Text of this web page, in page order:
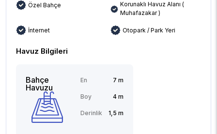
Özel Bahçe
Korunaklı Havuz Alanı (
Muhafazakar )
İnternet Otopark / Park Yeri
Havuz Bilgileri
Bahçe
Havuzu
En 7 m
Boy 4 m
Derinlik 1,5 m